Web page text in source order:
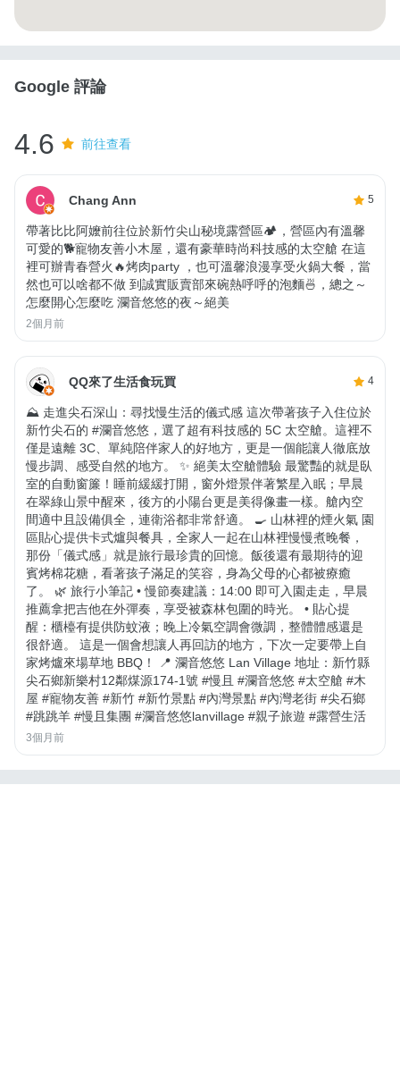
Google 評論
4.6 前往查看
Chang Ann 5
帶著比比阿嬤前往位於新竹尖山秘境露營區🏕️，營區內有溫馨
可愛的🐕寵物友善小木屋，還有豪華時尚科技感的太空艙 在這
裡可辦青春營火🔥烤肉party ，也可溫馨浪漫享受火鍋大餐，當
然也可以啥都不做 到誠實販賣部來碗熱呼呼的泡麵🍜，總之～
怎麼開心怎麼吃 瀾音悠悠的夜～絕美
2個月前
QQ來了生活食玩買 4
⛰️ 走進尖石深山：尋找慢生活的儀式感 這次帶著孩子入住位於
新竹尖石的 #瀾音悠悠，選了超有科技感的 5C 太空艙。這裡不
僅是遠離 3C、單純陪伴家人的好地方，更是一個能讓人徹底放
慢步調、感受自然的地方。 ✨ 絕美太空艙體驗 最驚豔的就是臥
室的自動窗簾！睡前緩緩打開，窗外燈景伴著繁星入眠；早晨
在翠綠山景中醒來，後方的小陽台更是美得像畫一樣。艙內空
間適中且設備俱全，連衛浴都非常舒適。 🍳 山林裡的煙火氣 園
區貼心提供卡式爐與餐具，全家人一起在山林裡慢慢煮晚餐，
那份「儀式感」就是旅行最珍貴的回憶。飯後還有最期待的迎
賓烤棉花糖，看著孩子滿足的笑容，身為父母的心都被療癒
了。 🌿 旅行小筆記 • 慢節奏建議：14:00 即可入園走走，早晨
推薦拿把吉他在外彈奏，享受被森林包圍的時光。 • 貼心提
醒：櫃檯有提供防蚊液；晚上冷氣空調會微調，整體體感還是
很舒適。 這是一個會想讓人再回訪的地方，下次一定要帶上自
家烤爐來場草地 BBQ！ 📍 瀾音悠悠 Lan Village 地址：新竹縣
尖石鄉新樂村12鄰煤源174-1號 #慢且 #瀾音悠悠 #太空艙 #木
屋 #寵物友善 #新竹 #新竹景點 #內灣景點 #內灣老街 #尖石鄉
#跳跳羊 #慢且集團 #瀾音悠悠lanvillage #親子旅遊 #露營生活
3個月前